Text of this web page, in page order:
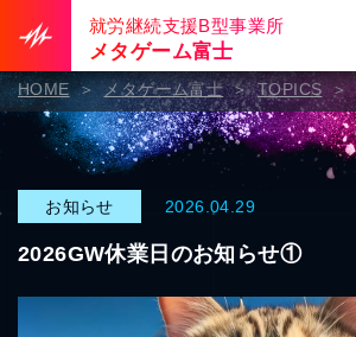
就労継続支援B型事業所
メタゲーム富士
HOME メタゲーム富士 TOPICS
お知らせ 2026.04.29
2026GW休業日のお知らせ①